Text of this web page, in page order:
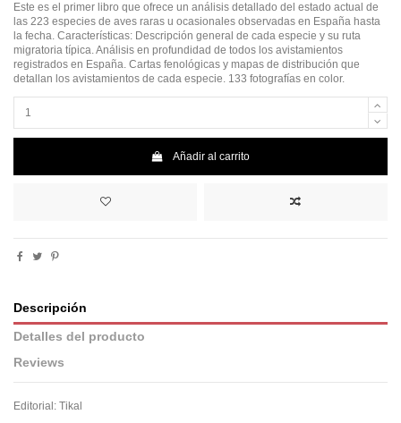
Este es el primer libro que ofrece un análisis detallado del estado actual de
las 223 especies de aves raras u ocasionales observadas en España hasta
la fecha. Características: Descripción general de cada especie y su ruta
migratoria típica. Análisis en profundidad de todos los avistamientos
registrados en España. Cartas fenológicas y mapas de distribución que
detallan los avistamientos de cada especie. 133 fotografías en color.
Añadir al carrito
Descripción
Detalles del producto
Reviews
Editorial: Tikal